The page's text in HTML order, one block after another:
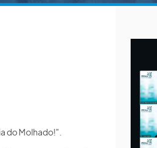
do Molhado!".